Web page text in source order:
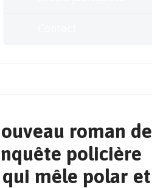
roman de
policière
mêle polar et